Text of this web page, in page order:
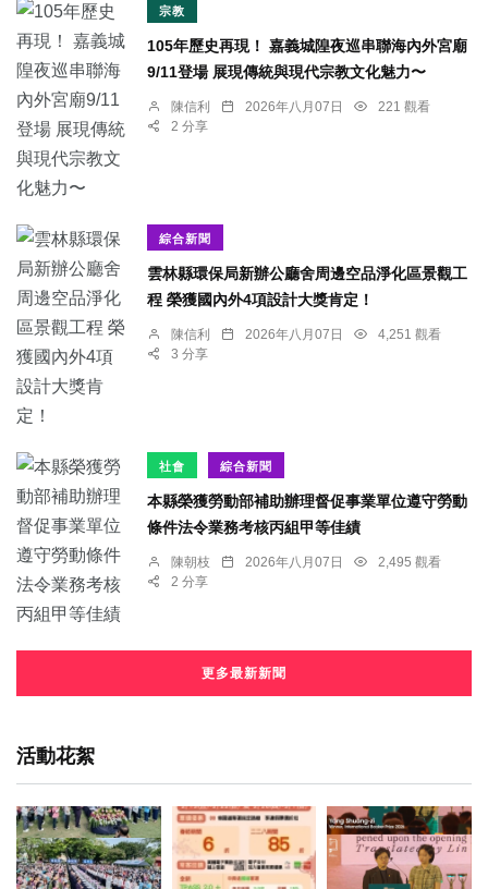
宗教
105年歷史再現！ 嘉義城隍夜巡串聯海內外宮廟
9/11登場 展現傳統與現代宗教文化魅力〜
陳信利 2026年八月07日
221 觀看
2 分享
綜合新聞
雲林縣環保局新辦公廳舍周邊空品淨化區景觀工
程 榮獲國內外4項設計大獎肯定！
陳信利 2026年八月07日
4,251 觀看
3 分享
社會 綜合新聞
本縣榮獲勞動部補助辦理督促事業單位遵守勞動
條件法令業務考核丙組甲等佳績
陳朝枝 2026年八月07日
2,495 觀看
2 分享
更多最新新聞
活動花絮